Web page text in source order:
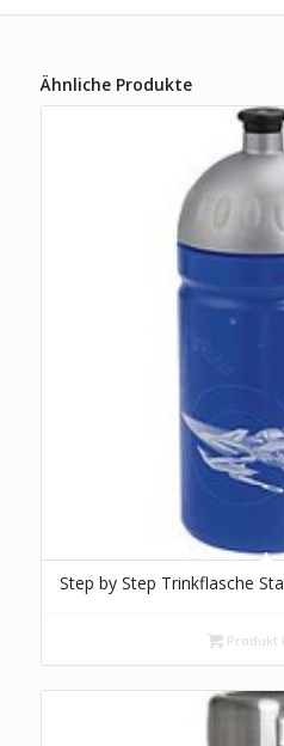
Ähnliche Produkte
Step by Step Trinkflasche
Produkt